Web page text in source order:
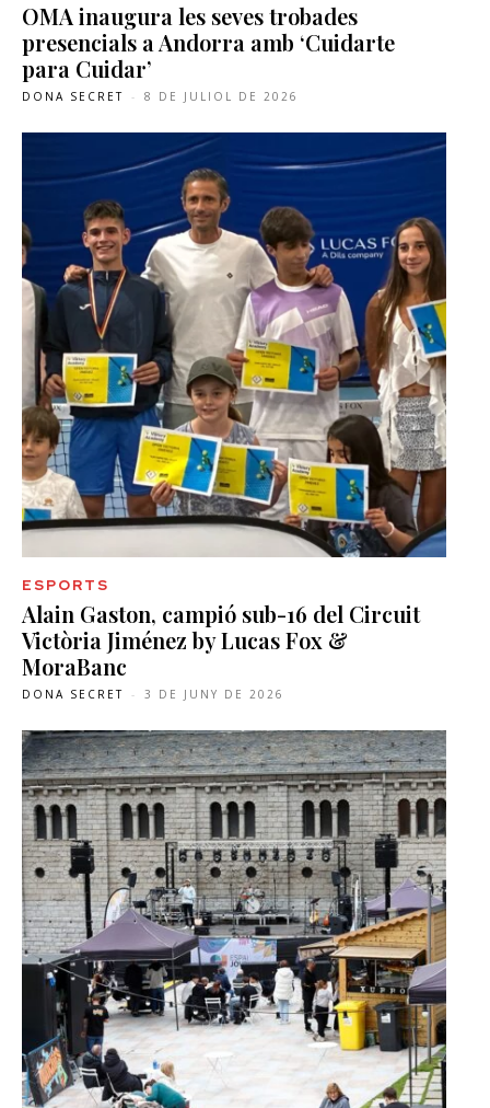
OMA inaugura les seves trobades
presencials a Andorra amb ‘Cuidarte
para Cuidar’
DONA SECRET - 8 DE JULIOL DE 2026
ESPORTS
Alain Gaston, campió sub-16 del Circuit
Victòria Jiménez by Lucas Fox &
MoraBanc
DONA SECRET - 3 DE JUNY DE 2026